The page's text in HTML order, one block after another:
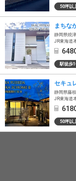
50坪以
まちな
静岡県焼
JR東海道
駅徒歩
セキュ
静岡県藤
JR東海道
50坪以